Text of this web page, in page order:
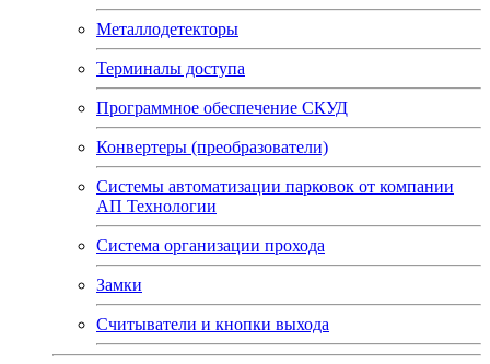
Металлодетекторы
Терминалы доступа
Программное обеспечение СКУД
Конвертеры (преобразователи)
Системы автоматизации парковок от компании
АП Технологии
Система организации прохода
Замки
Считыватели и кнопки выхода